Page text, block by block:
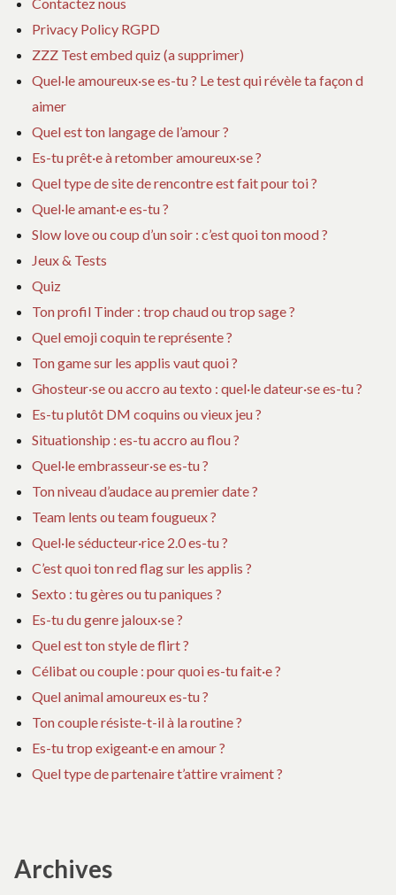
Privacy Policy RGPD
ZZZ Test embed quiz (a supprimer)
Quel·le amoureux·se es-tu ? Le test qui révèle ta façon d
aimer
Quel est ton langage de l’amour ?
Es-tu prêt·e à retomber amoureux·se ?
Quel type de site de rencontre est fait pour toi ?
Quel·le amant·e es-tu ?
Slow love ou coup d’un soir : c’est quoi ton mood ?
Jeux & Tests
Quiz
Ton profil Tinder : trop chaud ou trop sage ?
Quel emoji coquin te représente ?
Ton game sur les applis vaut quoi ?
Ghosteur·se ou accro au texto : quel·le dateur·se es-tu ?
Es-tu plutôt DM coquins ou vieux jeu ?
Situationship : es-tu accro au flou ?
Quel·le embrasseur·se es-tu ?
Ton niveau d’audace au premier date ?
Team lents ou team fougueux ?
Quel·le séducteur·rice 2.0 es-tu ?
C’est quoi ton red flag sur les applis ?
Sexto : tu gères ou tu paniques ?
Es-tu du genre jaloux·se ?
Quel est ton style de flirt ?
Célibat ou couple : pour quoi es-tu fait·e ?
Quel animal amoureux es-tu ?
Ton couple résiste-t-il à la routine ?
Es-tu trop exigeant·e en amour ?
Quel type de partenaire t’attire vraiment ?
Archives